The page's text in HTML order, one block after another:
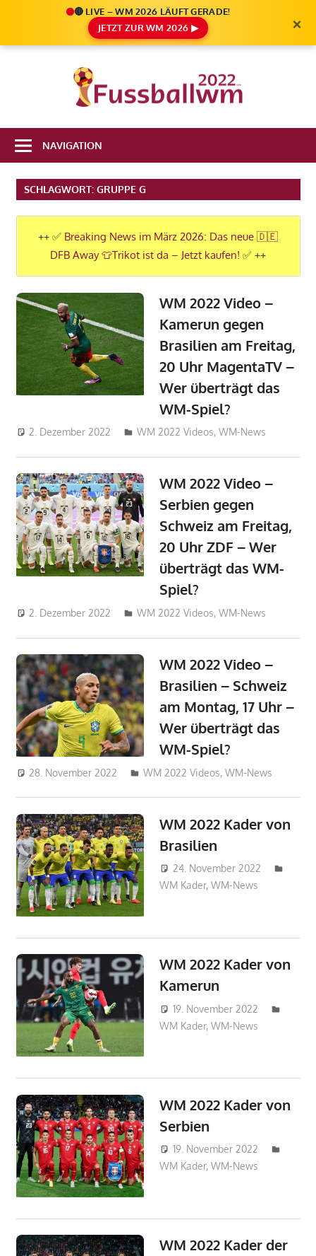
🔴 LIVE – WM 2026 LÄUFT GERADE!
JETZT ZUR WM 2026 ▶
×
2022
Infos
FIFA
Fußball
WM
NAVIGATION
SCHLAGWORT: GRUPPE G
++ ✅ Breaking News im März 2026: Das neue 🇩🇪
DFB Away 👕Trikot ist da – Jetzt kaufen! ✅ ++
WM 2022 Video –
Kamerun gegen
Brasilien am Freitag,
20 Uhr MagentaTV –
Wer überträgt das
WM-Spiel?
2. Dezember 2022 admin_wm2022
WM 2022 Videos,WM-News
WM 2022 Video –
Serbien gegen
Schweiz am Freitag,
20 Uhr ZDF – Wer
überträgt das WM-
Spiel?
2. Dezember 2022 admin_wm2022
WM 2022 Videos,WM-News
WM 2022 Video –
Brasilien – Schweiz
am Montag, 17 Uhr –
Wer überträgt das
WM-Spiel?
28. November 2022 admin_wm2022
WM 2022 Videos,WM-News
WM 2022 Kader von
Brasilien
24. November 2022
WM Kader,WM-News
WM 2022 Kader von
Kamerun
19. November 2022
WM Kader,WM-News
WM 2022 Kader von
Serbien
19. November 2022
WM Kader,WM-News
WM 2022 Kader der